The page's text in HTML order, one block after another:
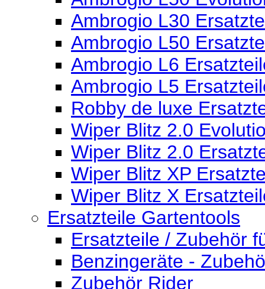
Ambrogio L30
Ambrogio L50
Ambrogio L6
Ambrogio L5
Robby de luxe
Wiper Blitz 2.0
Wiper Blitz 2.0
Wiper Blitz XP
Wiper Blitz X
Ersatzteile Gartentools
Ersatzteile / Zubehör
Benzingeräte -
Zubehör Rider